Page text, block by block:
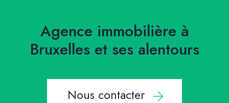
Agence immobilière à
Bruxelles et ses alentours
Nous contacter